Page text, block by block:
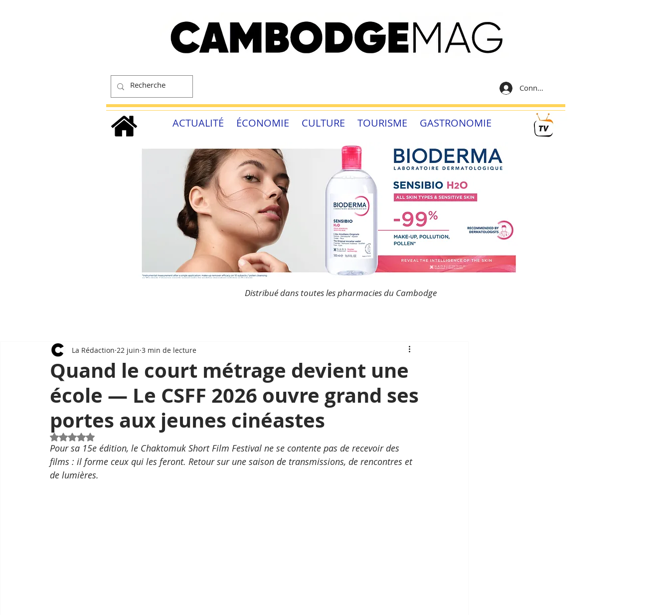
Connexion
ACTUALITÉ ÉCONOMIE CULTURE TOURISME GASTRONOMIE
Distribué dans toutes les pharmacies du Cambodge
Quand le court métrage devient une
école — Le CSFF 2026 ouvre grand ses
portes aux jeunes cinéastes
La Rédaction 22 juin 3 min de lecture
Noté NaN étoiles sur 5.
Pour sa 15e édition, le Chaktomuk Short Film Festival ne se contente pas de recevoir des
films : il forme ceux qui les feront. Retour sur une saison de transmissions, de rencontres et
de lumières.